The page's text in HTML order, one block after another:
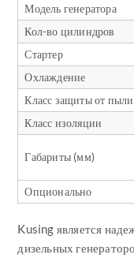
Модель генератора
Кол-во цилиндров
Стартер
Охлаждение
Класс защиты от
Класс изоляции
Габариты (мм)
Опционально
Kusing является
дизельных